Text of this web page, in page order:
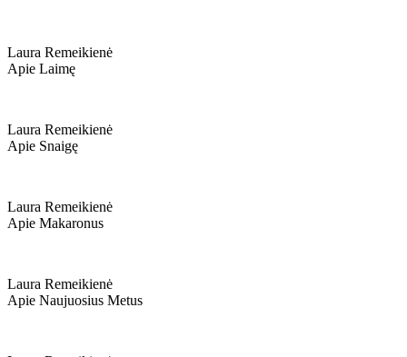
Laura Remeikienė
Apie Laimę
Laura Remeikienė
Apie Snaigę
Laura Remeikienė
Apie Makaronus
Laura Remeikienė
Apie Naujuosius Metus